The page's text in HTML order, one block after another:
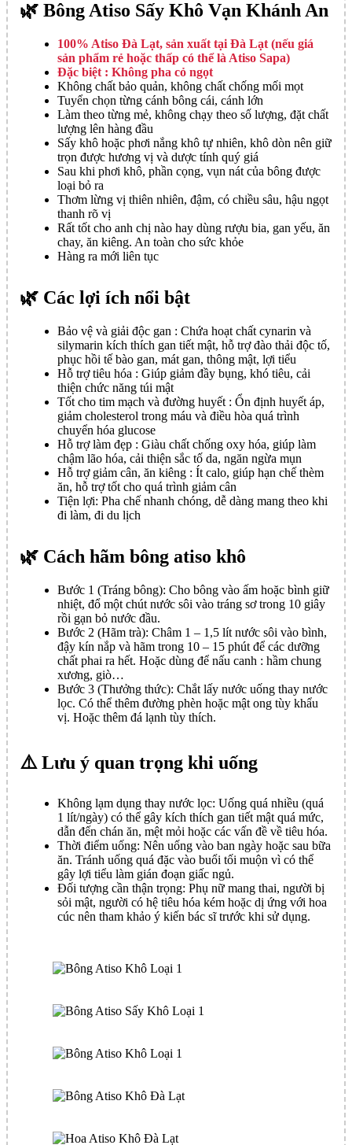
🌿 Bông Atiso Sấy Khô Vạn Khánh An
100% Atiso Đà Lạt, sản xuất tại Đà Lạt (nếu giá
sản phẩm rẻ hoặc thấp có thể là Atiso Sapa)
Đặc biệt : Không pha cỏ ngọt
Không chất bảo quản, không chất chống mối mọt
Tuyển chọn từng cánh bông cái, cánh lớn
Làm theo từng mẻ, không chạy theo số lượng, đặt chất
lượng lên hàng đầu
Sấy khô hoặc phơi nắng khô tự nhiên, khô dòn nên giữ
trọn được hương vị và dược tính quý giá
Sau khi phơi khô, phần cọng, vụn nát của bông được
loại bỏ ra
Thơm lừng vị thiên nhiên, đậm, có chiều sâu, hậu ngọt
thanh rõ vị
Rất tốt cho anh chị nào hay dùng rượu bia, gan yếu, ăn
chay, ăn kiêng. An toàn cho sức khỏe
Hàng ra mới liên tục
🌿 Các lợi ích nổi bật
Bảo vệ và giải độc gan : Chứa hoạt chất cynarin và
silymarin kích thích gan tiết mật, hỗ trợ đào thải độc tố,
phục hồi tế bào gan, mát gan, thông mật, lợi tiểu
Hỗ trợ tiêu hóa : Giúp giảm đầy bụng, khó tiêu, cải
thiện chức năng túi mật
Tốt cho tim mạch và đường huyết : Ổn định huyết áp,
giảm cholesterol trong máu và điều hòa quá trình
chuyển hóa glucose
Hỗ trợ làm đẹp : Giàu chất chống oxy hóa, giúp làm
chậm lão hóa, cải thiện sắc tố da, ngăn ngừa mụn
Hỗ trợ giảm cân, ăn kiêng : Ít calo, giúp hạn chế thèm
ăn, hỗ trợ tốt cho quá trình giảm cân
Tiện lợi: Pha chế nhanh chóng, dễ dàng mang theo khi
đi làm, đi du lịch
🌿 Cách hãm bông atiso khô
Bước 1 (Tráng bông): Cho bông vào ấm hoặc bình giữ
nhiệt, đổ một chút nước sôi vào tráng sơ trong 10 giây
rồi gạn bỏ nước đầu.
Bước 2 (Hãm trà): Châm 1 – 1,5 lít nước sôi vào bình,
đậy kín nắp và hãm trong 10 – 15 phút để các dưỡng
chất phai ra hết. Hoặc dùng để nấu canh : hầm chung
xương, giò…
Bước 3 (Thưởng thức): Chắt lấy nước uống thay nước
lọc. Có thể thêm đường phèn hoặc mật ong tùy khẩu
vị. Hoặc thêm đá lạnh tùy thích.
⚠️ Lưu ý quan trọng khi uống
Không lạm dụng thay nước lọc: Uống quá nhiều (quá
1 lít/ngày) có thể gây kích thích gan tiết mật quá mức,
dẫn đến chán ăn, mệt mỏi hoặc các vấn đề về tiêu hóa.
Thời điểm uống: Nên uống vào ban ngày hoặc sau bữa
ăn. Tránh uống quá đặc vào buổi tối muộn vì có thể
gây lợi tiểu làm gián đoạn giấc ngủ.
Đối tượng cần thận trọng: Phụ nữ mang thai, người bị
sỏi mật, người có hệ tiêu hóa kém hoặc dị ứng với hoa
cúc nên tham khảo ý kiến bác sĩ trước khi sử dụng.